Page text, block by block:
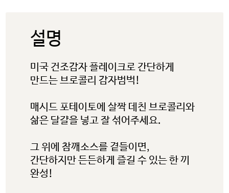
미국 감자협회 경고
참고: 타사에서 관리하는 웹사이트
링크를 클릭했으며 미국 감자협회
설명
미국 건조감자 플레이크로 간단하게
만드는 브로콜리 감자범벅!
매시드 포테이토에 살짝 데친 브로콜리와
삶은 달걀을 넣고 잘 섞어주세요.
그 위에 참깨소스를 곁들이면,
간단하지만 든든하게 즐길 수 있는 한 끼
완성!